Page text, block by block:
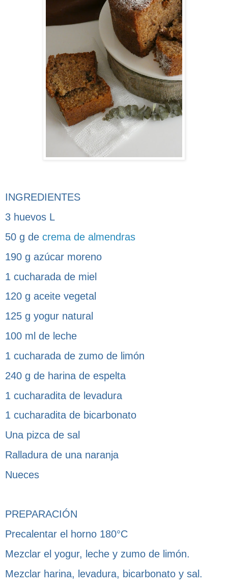
INGREDIENTES
3 huevos L
50 g de crema de almendras
190 g azúcar moreno
1 cucharada de miel
120 g aceite vegetal
125 g yogur natural
100 ml de leche
1 cucharada de zumo de limón
240 g de harina de espelta
1 cucharadita de levadura
1 cucharadita de bicarbonato
Una pizca de sal
Ralladura de una naranja
Nueces
PREPARACIÓN
Precalentar el horno 180°C
Mezclar el yogur, leche y zumo de limón.
Mezclar harina, levadura, bicarbonato y sal.